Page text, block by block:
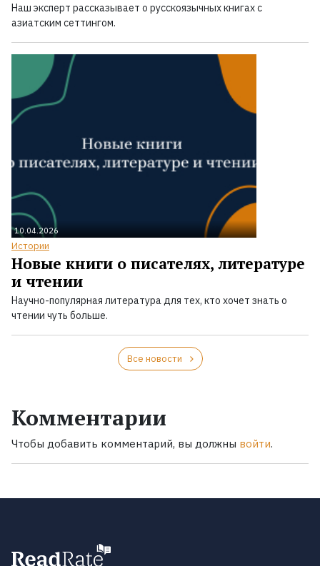
Наш эксперт рассказывает о русскоязычных книгах с
азиатским сеттингом.
10.04.2026
Истории
Новые книги о писателях, литературе
и чтении
Научно-популярная литература для тех, кто хочет знать о
чтении чуть больше.
Все новости
Комментарии
Чтобы добавить комментарий, вы должны войти.